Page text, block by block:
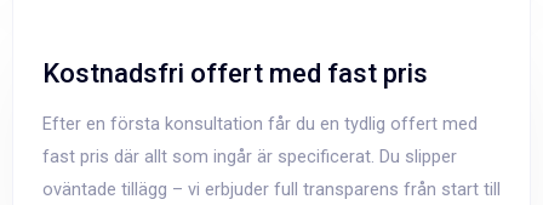
Kostnadsfri offert med fast pris
Efter en första konsultation får du en tydlig offert med
fast pris där allt som ingår är specificerat. Du slipper
oväntade tillägg – vi erbjuder full transparens från start till